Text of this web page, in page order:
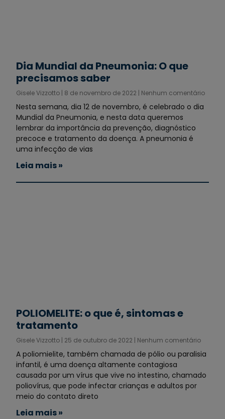
Dia Mundial da Pneumonia: O que
precisamos saber
Gisele Vizzotto 8 de novembro de 2022 Nenhum comentário
Nesta semana, dia 12 de novembro, é celebrado o dia
Mundial da Pneumonia, e nesta data queremos
lembrar da importância da prevenção, diagnóstico
precoce e tratamento da doença. A pneumonia é
uma infecção de vias
Leia mais »
POLIOMELITE: o que é, sintomas e
tratamento
Gisele Vizzotto 25 de outubro de 2022 Nenhum comentário
A poliomielite, também chamada de pólio ou paralisia
infantil, é uma doença altamente contagiosa
causada por um vírus que vive no intestino, chamado
poliovírus, que pode infectar crianças e adultos por
meio do contato direto
Leia mais »